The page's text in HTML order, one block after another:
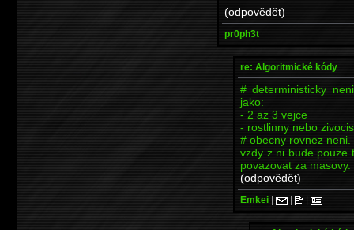
(odpovědět)
pr0ph3t
re: Algoritmické kódy
# deterministicky
jako:
- 2 az 3 vejce
- rostlinny nebo
# obecny rovnez
vzdy z ni bude pouze
povazovat za masovy.
(odpovědět)
Emkei | | |